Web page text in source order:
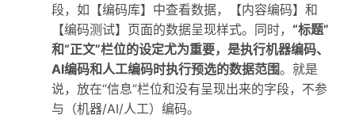
段，如【编码库】中查看数据，【内容编码】和
【编码测试】页面的数据呈现样式。同时， “标题”
和“正文”栏位的设定尤为重要，是执行机器编码、
AI编码和人工编码时执行预选的数据范围。就是
说，放在“信息”栏位和没有呈现出来的字段，不参
与（机器/AI/人工）编码。